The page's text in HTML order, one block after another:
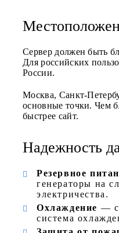
Сервер должен быть
Для российских
России.
Москва, Санкт-
основные точки. Чем
быстрее сайт.
Надежность
Резервное
генераторы на
электричества.
Охлаждение —
система